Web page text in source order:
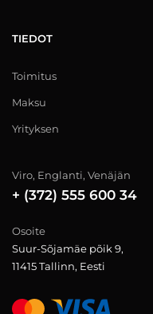
TIEDOT
Toimitus
Maksu
Yrityksen
Viro, Englanti, Venäjän
+ (372) 555 600 34
Osoite
Suur-Sõjamäe põik 9,
11415 Tallinn, Eesti